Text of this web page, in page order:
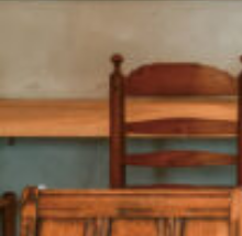
Instagram
チケットプレゼ